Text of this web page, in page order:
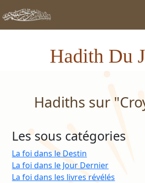
Hadith Du
Hadiths sur
Les sous catégories
La foi dans le Destin
La foi dans le Jour Dernier
La foi dans les livres révélés